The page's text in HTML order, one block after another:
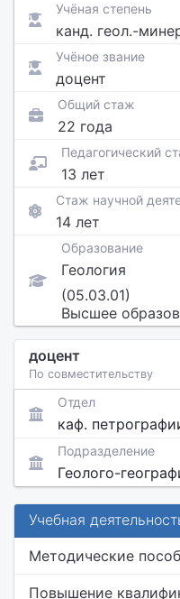
Учёная степень
канд. геол.-
Учёное звание
доцент
Общий стаж
22 года
Педагогический
13 лет
Стаж научной
14 лет
Образование
Геология
(05.03.01)
Высшее
доцент
По совместительству
Отдел
каф.
Подразделение
Геолого-
Учебная
Методические
Повышение